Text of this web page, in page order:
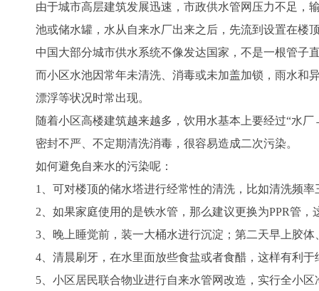
由于城市高层建筑发展迅速，市政供水管网压力不足，
池或储水罐，水从自来水厂出来之后，先流到设置在楼
中国大部分城市供水系统不像发达国家，不是一根管子
而小区水池因常年未清洗、消毒或未加盖加锁，雨水和
漂浮等状况时常出现。
随着小区高楼建筑越来越多，饮用水基本上要经过“水
密封不严、不定期清洗消毒，很容易造成二次污染。
如何避免自来水的污染呢：
1、可对楼顶的储水塔进行经常性的清洗，比如清洗频
2、如果家庭使用的是铁水管，那么建议更换为PPR管
3、晚上睡觉前，装一大桶水进行沉淀；第二天早上胶
4、清晨刷牙，在水里面放些食盐或者食醋，这样有利于
5、 小区居民联合物业进行自来水管网改造，实行全小区